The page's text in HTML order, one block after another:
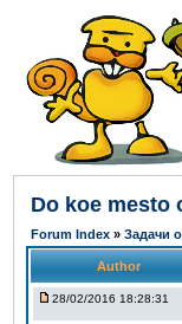
Do koe mesto
Forum Index » Задачи
Author
28/02/2016 18:28:31